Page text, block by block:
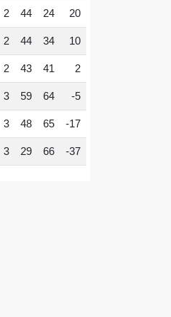
2 44 24 20
2 44 34 10
2 43 41 2
3 59 64 -5
3 48 65 -17
3 29 66 -37